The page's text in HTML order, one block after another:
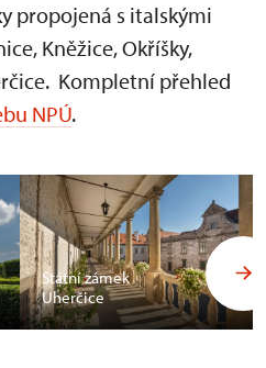
propojená s italskými
Kněžice, Okříšky,
Kompletní přehled
NPÚ.
Státní zámek
Uherčice